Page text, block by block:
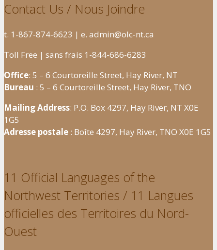
Contact Us / Nous Joindre
t. 1-867-874-6623 | e. admin@olc-nt.ca
Toll Free | sans frais 1-844-686-6283
Office: 5 – 6 Courtoreille Street, Hay River, NT
Bureau : 5 – 6 Courtoreille Street, Hay River, TNO
Mailing Address: P.O. Box 4297, Hay River, NT X0E
1G5
Adresse postale : Boîte 4297, Hay River, TNO X0E 1G5
11 Official Languages of the
Northwest Territories / 11 Langues
officielles des Territoires du Nord-
Ouest